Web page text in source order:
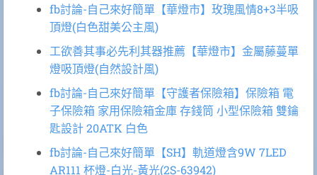
fb討論-自己來好簡單【華燈市】玫瑰風情8+3半吸
頂燈(白色甜美公主風)
工欲善其事必先利其器推薦【華燈市】金屬藤蔓單
燈吸頂燈(自然設計風)
fb討論-自己來好簡單【守護者保險箱】保險箱 電
子保險箱 家用保險箱金庫 存錢筒 小型保險箱 雙鑰
匙設計 20ATK 白色
fb討論-自己來好簡單【SH】軌道燈含9W 7LED
AR111 杯燈-白光-黃光(2S-63942)